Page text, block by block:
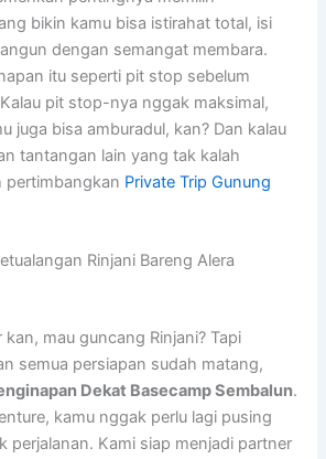
bikin kamu bisa istirahat total, isi
dengan semangat membara.
itu seperti pit stop sebelum
pit stop-nya nggak maksimal,
juga bisa amburadul, kan? Dan kalau
tantangan lain yang tak kalah
pertimbangkan Private Trip Gunung
Rinjani Bareng Alera
mau guncang Rinjani? Tapi
semua persiapan sudah matang,
Dekat Basecamp Sembalun.
kamu nggak perlu lagi pusing
perjalanan. Kami siap menjadi partner